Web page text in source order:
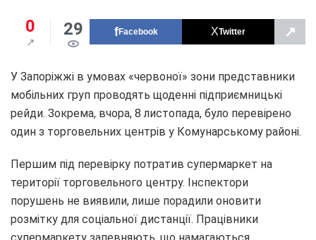
0 29 Facebook Twitter ↗
У Запоріжжі в умовах «червоної» зони представники
мобільних груп проводять щоденні підприємницькі
рейди. Зокрема, вчора, 8 листопада, було перевірено
один з торговельних центрів у Комунарському районі.
Першим під перевірку потратив супермаркет на
території торговельного центру. Інспектори
порушень не виявили, лише порадили оновити
розмітку для соціальної дистанції. Працівники